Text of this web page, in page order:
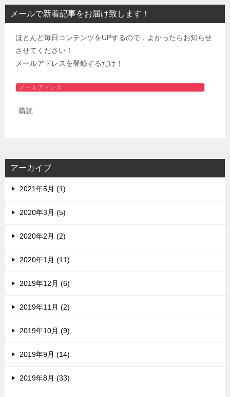
メールで新着記事をお届け致します！
ほとんど毎日コンテンツをUPするので，よかったらお知らせ
させてください！
メールアドレスを登録するだけ！
メ
ル
ス
購読
アーカイブ
2021年5月 (1)
2020年3月 (5)
2020年2月 (2)
2020年1月 (11)
2019年12月 (6)
2019年11月 (2)
2019年10月 (9)
2019年9月 (14)
2019年8月 (33)